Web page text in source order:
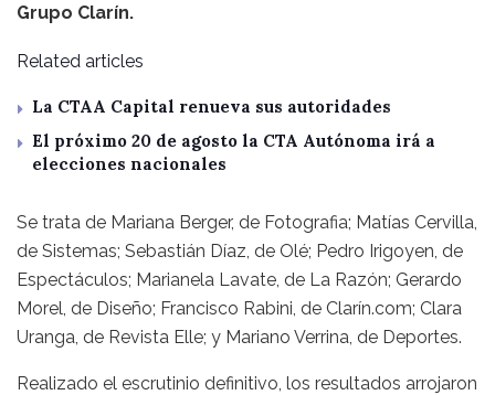
Grupo Clarín.
Related articles
La CTAA Capital renueva sus autoridades
El próximo 20 de agosto la CTA Autónoma irá a
elecciones nacionales
Se trata de Mariana Berger, de Fotografia; Matías Cervilla,
de Sistemas; Sebastián Díaz, de Olé; Pedro Irigoyen, de
Espectáculos; Marianela Lavate, de La Razón; Gerardo
Morel, de Diseño; Francisco Rabini, de Clarín.com; Clara
Uranga, de Revista Elle; y Mariano Verrina, de Deportes.
Realizado el escrutinio definitivo, los resultados arrojaron